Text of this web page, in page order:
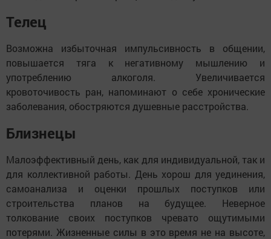
Телец
Возможна избыточная импульсивность в общении,
повышается тяга к негативному мышлению и
употреблению алкоголя. Увеличивается
кровоточивость ран, напоминают о себе хронические
заболевания, обостряются душевные расстройства.
Близнецы
Малоэффективный день, как для индивидуальной, так и
для коллективной работы. День хорош для уединения,
самоанализа и оценки прошлых поступков или
строительства планов на будущее. Неверное
толкование своих поступков чревато ощутимыми
потерями. Жизненные силы в это время не на высоте,